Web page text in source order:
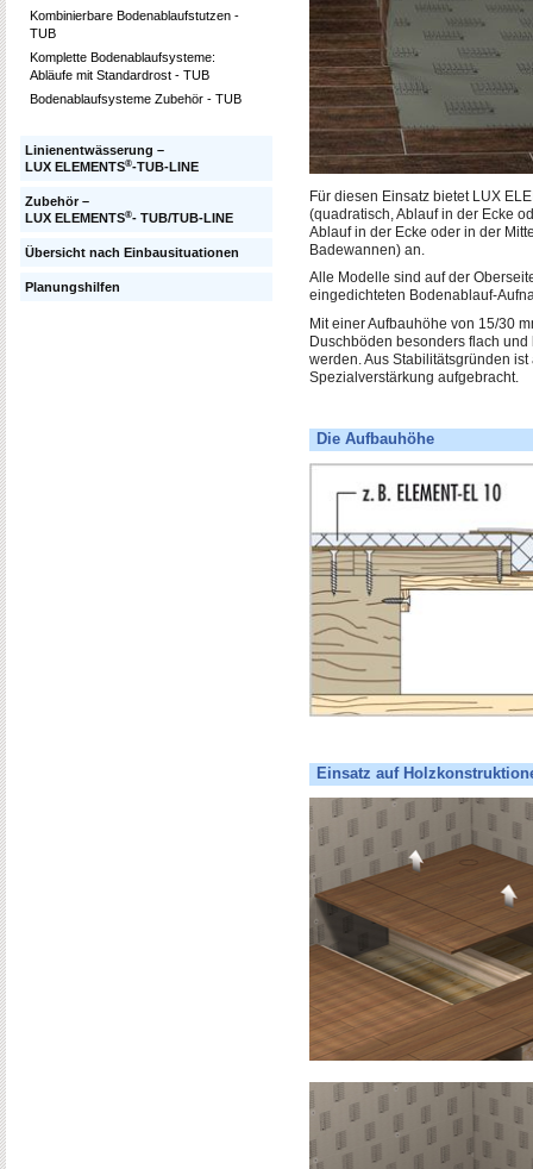
Kombinierbare Bodenablaufstutzen -
TUB
Komplette Bodenablaufsysteme:
Abläufe mit Standardrost - TUB
Bodenablaufsysteme Zubehör - TUB
Linienentwässerung –
LUX ELEMENTS®-TUB-LINE
Zubehör –
LUX ELEMENTS®- TUB/TUB-LINE
Übersicht nach Einbausituationen
Planungshilfen
Für diesen Einsatz bietet LUX
(quadratisch, Ablauf in der Ecke
Ablauf in der Ecke oder in der
Badewannen) an.
Alle Modelle sind auf der
eingedichteten Bodenablauf-
Mit einer Aufbauhöhe von 15/30
Duschböden besonders flach
werden. Aus Stabilitätsgründen
Spezialverstärkung aufgebracht.
Die Aufbauhöhe
Einsatz auf